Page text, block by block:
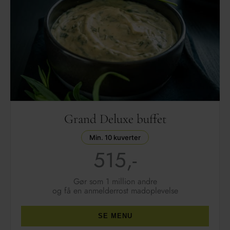
Grand Deluxe buffet
Min. 10 kuverter
515,-
Gør som 1 million andre
og få en anmelderrost madoplevelse
SE MENU